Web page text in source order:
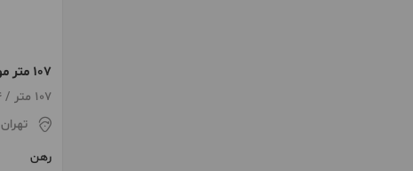
107 متر موقعیت اداری مطهری
107 متر / 4 اتاق / طبقه 5
تهران
رهن